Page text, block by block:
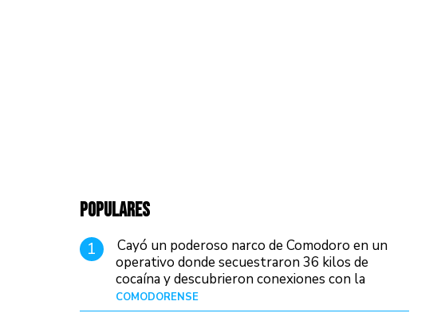
POPULARES
1
Cayó un poderoso narco de Comodoro en un
operativo donde secuestraron 36 kilos de
cocaína y descubrieron conexiones con la
Patagonia
COMODORENSE